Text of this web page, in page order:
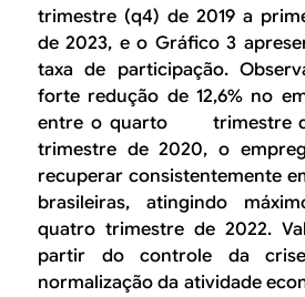
trimestre (q4) de 2019 a
de 2023, e o Gráfico 3
taxa de participação.
forte redução de 12,6% no
entre o quarto trimestre
trimestre de 2020, o
recuperar consistentemente
brasileiras, atingindo
quatro trimestre de 2022.
partir do controle da
normalização da atividade